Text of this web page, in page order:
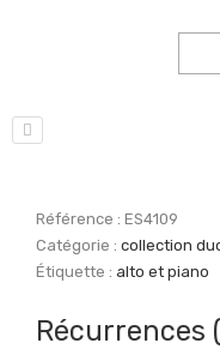
Référence :ES4109
Catégorie :collection
Étiquette : alto et piano
Récurrences